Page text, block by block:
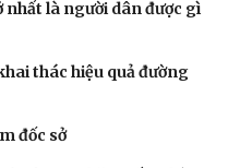
là tư lệnh chiến lược
làm suy yếu Mỹ và Tổng
xít Đức xâm lược Anh vào